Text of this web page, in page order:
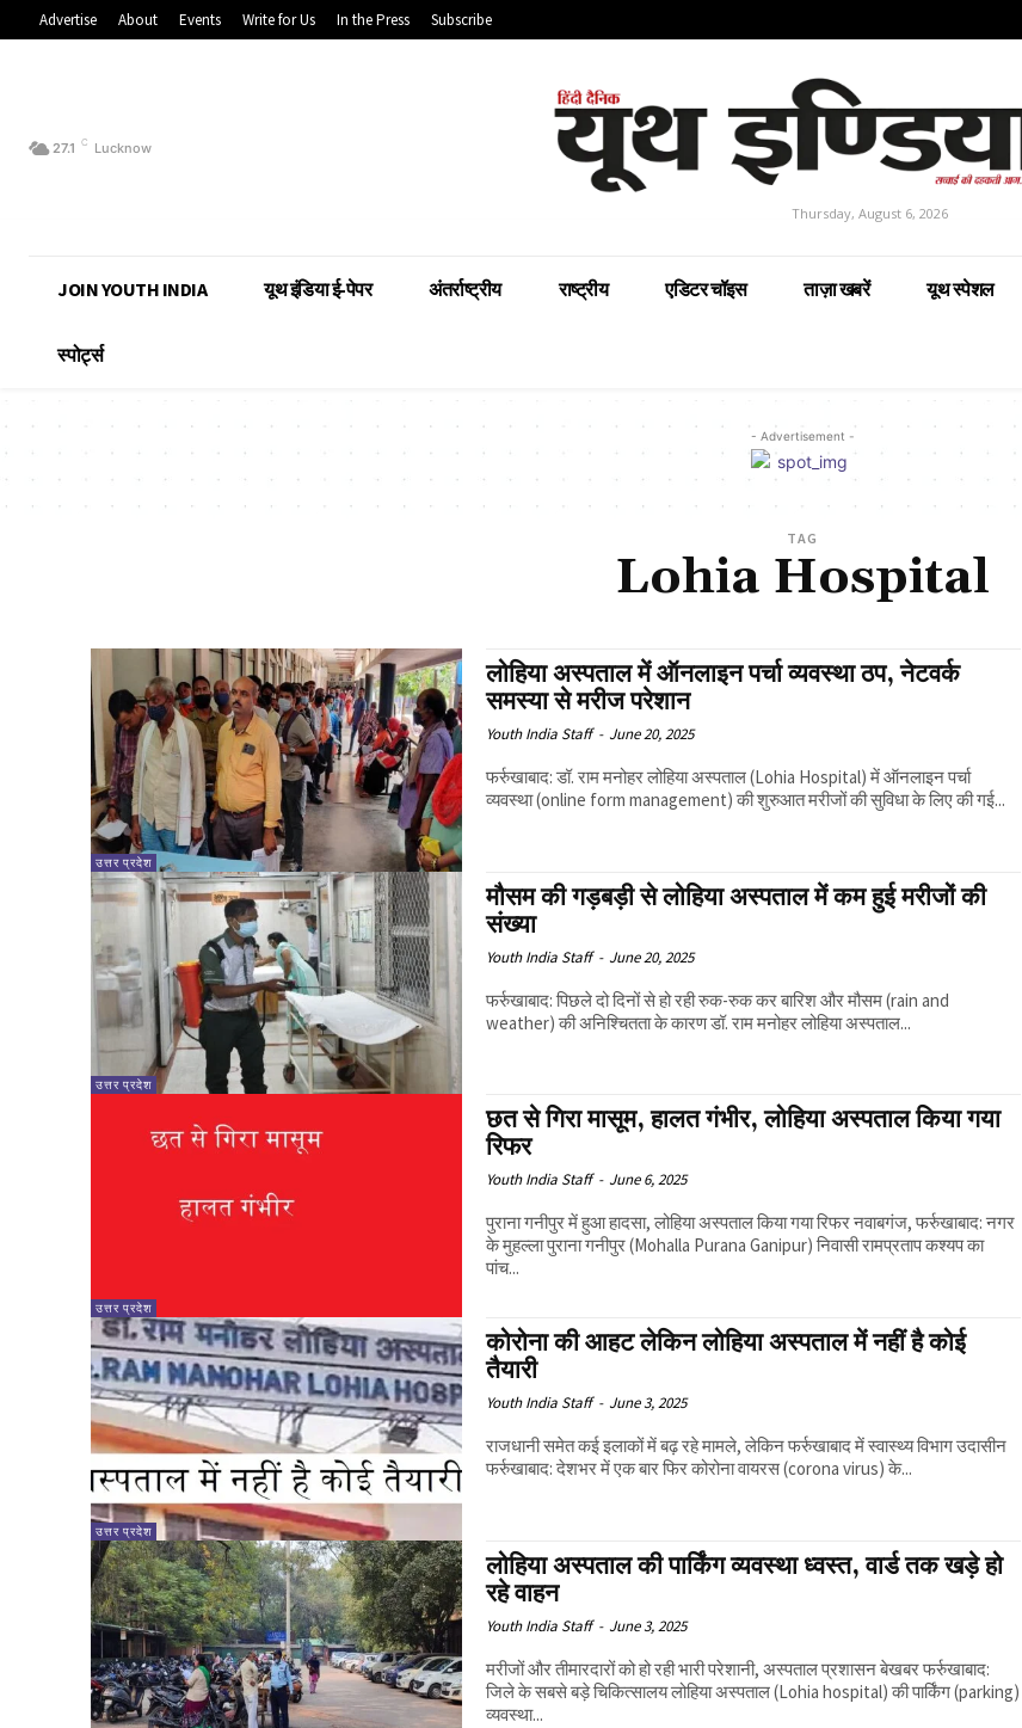
Advertise About Events Write for Us In the Press Subscribe
27.1 C Lucknow
Thursday, August 6, 2026
JOIN YOUTH INDIA यूथ इंडिया ई-पेपर अंतर्राष्ट्रीय राष्ट्रीय एडिटर चॉइस ताज़ा खबरें यूथ स्पेशल
स्पोर्ट्स
- Advertisement -
TAG
Lohia Hospital
उत्तर प्रदेश
लोहिया अस्पताल में ऑनलाइन पर्चा व्यवस्था ठप, नेटवर्क
समस्या से मरीज परेशान
Youth India Staff - June 20, 2025
फर्रुखाबाद: डॉ. राम मनोहर लोहिया अस्पताल (Lohia Hospital) में ऑनलाइन पर्चा
व्यवस्था (online form management) की शुरुआत मरीजों की सुविधा के लिए की गई...
उत्तर प्रदेश
मौसम की गड़बड़ी से लोहिया अस्पताल में कम हुई मरीजों की
संख्या
Youth India Staff - June 20, 2025
फर्रुखाबाद: पिछले दो दिनों से हो रही रुक-रुक कर बारिश और मौसम (rain and
weather) की अनिश्चितता के कारण डॉ. राम मनोहर लोहिया अस्पताल...
उत्तर प्रदेश
छत से गिरा मासूम, हालत गंभीर, लोहिया अस्पताल किया गया
रिफर
Youth India Staff - June 6, 2025
पुराना गनीपुर में हुआ हादसा, लोहिया अस्पताल किया गया रिफर नवाबगंज, फर्रुखाबाद: नगर
के मुहल्ला पुराना गनीपुर (Mohalla Purana Ganipur) निवासी रामप्रताप कश्यप का
पांच...
उत्तर प्रदेश
कोरोना की आहट लेकिन लोहिया अस्पताल में नहीं है कोई
तैयारी
Youth India Staff - June 3, 2025
राजधानी समेत कई इलाकों में बढ़ रहे मामले, लेकिन फर्रुखाबाद में स्वास्थ्य विभाग उदासीन
फर्रुखाबाद: देशभर में एक बार फिर कोरोना वायरस (corona virus) के...
लोहिया अस्पताल की पार्किंग व्यवस्था ध्वस्त, वार्ड तक खड़े हो
रहे वाहन
Youth India Staff - June 3, 2025
मरीजों और तीमारदारों को हो रही भारी परेशानी, अस्पताल प्रशासन बेखबर फर्रुखाबाद:
जिले के सबसे बड़े चिकित्सालय लोहिया अस्पताल (Lohia hospital) की पार्किंग (parking)
व्यवस्था...